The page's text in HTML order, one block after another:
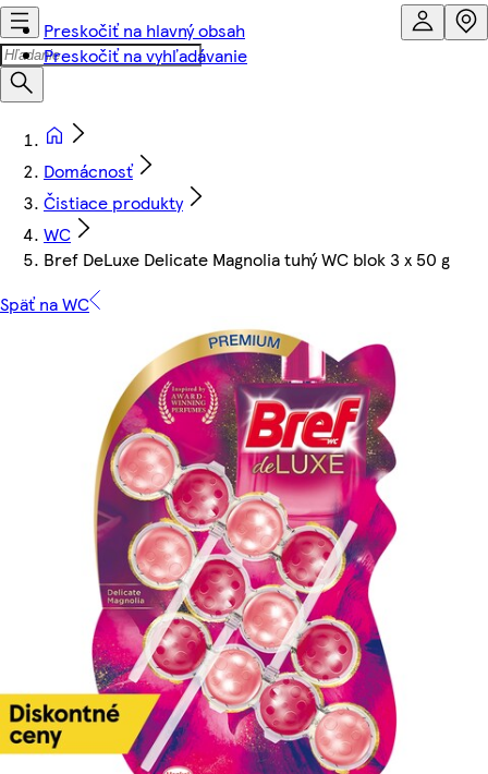
Preskočiť na hlavný obsah
Preskočiť na vyhľadávanie
Domácnosť
Čistiace produkty
WC
Bref DeLuxe Delicate Magnolia tuhý WC blok 3 x 50 g
Späť na WC